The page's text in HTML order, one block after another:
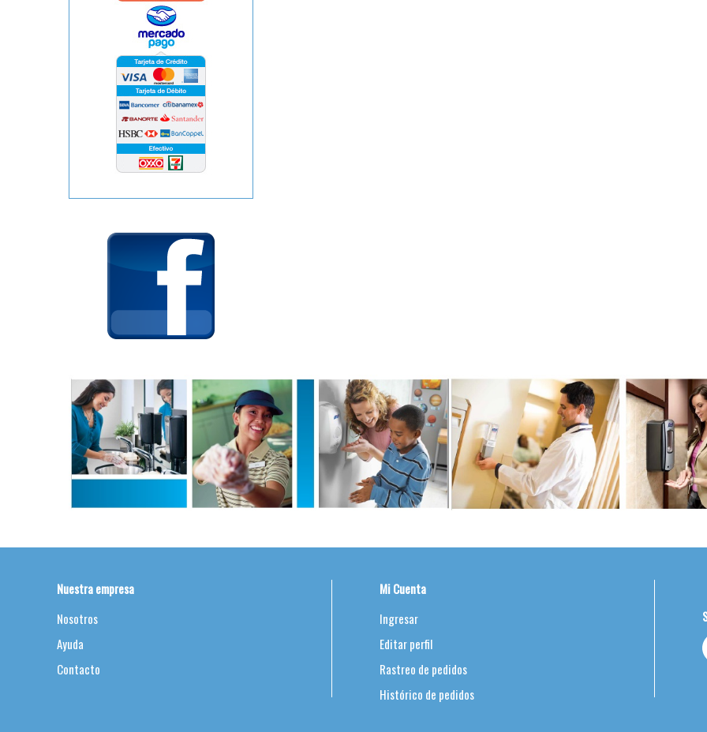
Nuestra empresa
Nosotros
Ayuda
Contacto
Mi Cuenta
Ingresar
Editar perfil
Rastreo de pedidos
Histórico de pedidos